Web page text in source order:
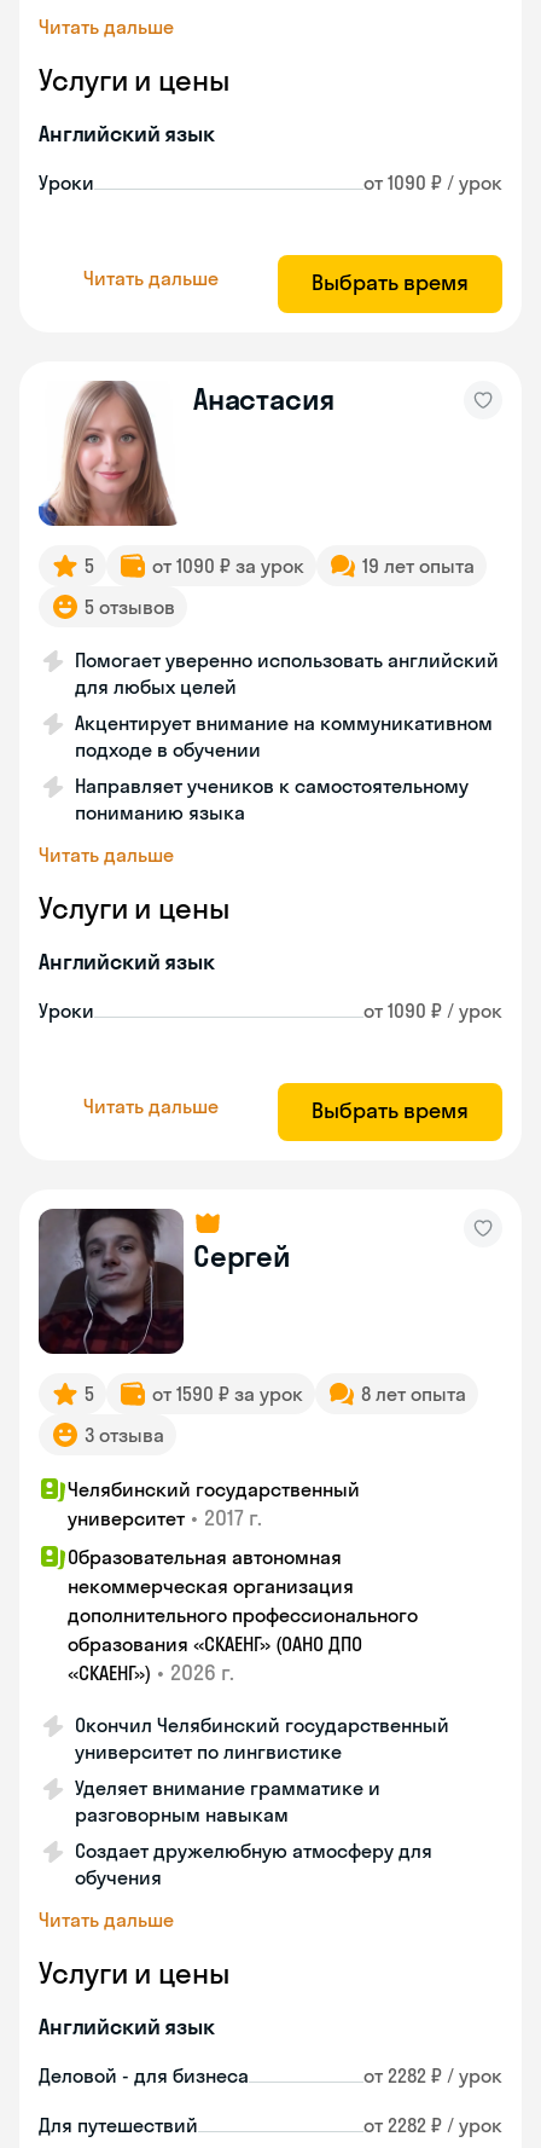
Читать дальше
Услуги и цены
Английский язык
Уроки от 1090 ₽ / урок
Читать дальше Выбрать время
Анастасия
5 от 1090 ₽ за урок
19 лет опыта
5 отзывов
Помогает уверенно использовать английский
для любых целей
Акцентирует внимание на коммуникативном
подходе в обучении
Направляет учеников к самостоятельному
пониманию языка
Читать дальше
Услуги и цены
Английский язык
Уроки от 1090 ₽ / урок
Читать дальше Выбрать время
Сергей
5 от 1590 ₽ за урок
8 лет опыта
3 отзыва
Челябинский государственный
университет • 2017 г.
Образовательная автономная
некоммерческая организация
дополнительного профессионального
образования «СКАЕНГ» (ОАНО ДПО
«СКАЕНГ») • 2026 г.
Окончил Челябинский государственный
университет по лингвистике
Уделяет внимание грамматике и
разговорным навыкам
Создает дружелюбную атмосферу для
обучения
Читать дальше
Услуги и цены
Английский язык
Деловой - для бизнеса от 2282 ₽ / урок
Для путешествий от 2282 ₽ / урок